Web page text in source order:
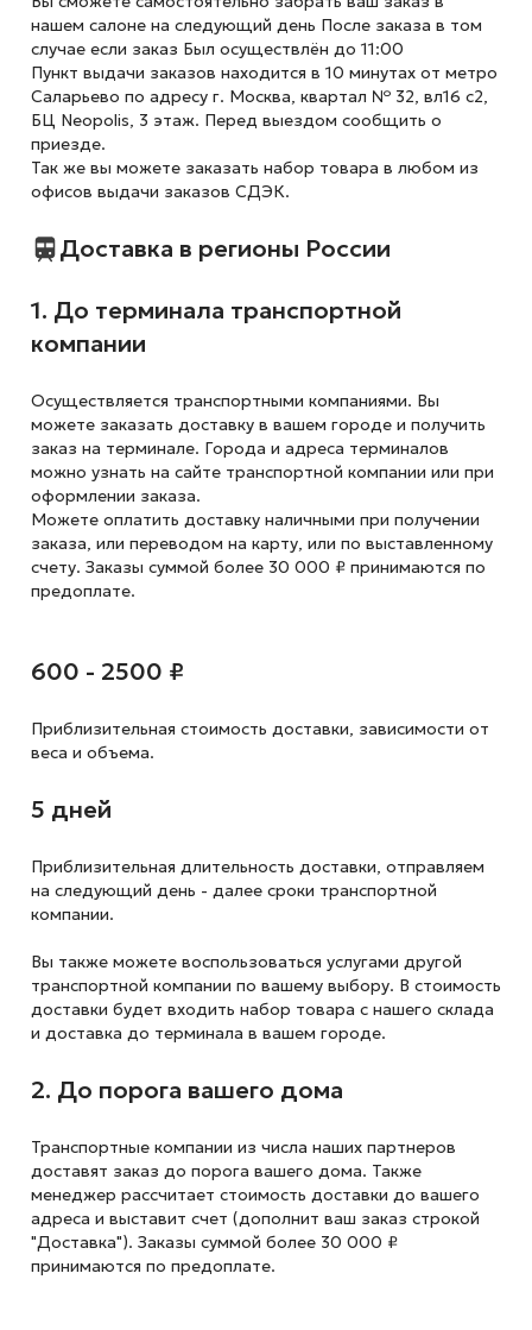
нашем салоне на следующий день После заказа в том
случае если заказ Был осуществлён до 11:00
Пункт выдачи заказов находится в 10 минутах от метро
Саларьево по адресу г. Москва, квартал № 32, вл16 с2,
БЦ Neopolis, 3 этаж. Перед выездом сообщить о
приезде.
Так же вы можете заказать набор товара в любом из
офисов выдачи заказов СДЭК.
Доставка в регионы России
1. До терминала транспортной
компании
Осуществляется транспортными компаниями. Вы
можете заказать доставку в вашем городе и получить
заказ на терминале. Города и адреса терминалов
можно узнать на сайте транспортной компании или при
оформлении заказа.
Можете оплатить доставку наличными при получении
заказа, или переводом на карту, или по выставленному
счету. Заказы суммой более 30 000 ₽ принимаются по
предоплате.
600 - 2500 ₽
Приблизительная стоимость доставки, зависимости от
веса и объема.
5 дней
Приблизительная длительность доставки, отправляем
на следующий день - далее сроки транспортной
компании.
Вы также можете воспользоваться услугами другой
транспортной компании по вашему выбору. В стоимость
доставки будет входить набор товара с нашего склада
и доставка до терминала в вашем городе.
2. До порога вашего дома
Транспортные компании из числа наших партнеров
доставят заказ до порога вашего дома. Также
менеджер рассчитает стоимость доставки до вашего
адреса и выставит счет (дополнит ваш заказ строкой
"Доставка"). Заказы суммой более 30 000 ₽
принимаются по предоплате.